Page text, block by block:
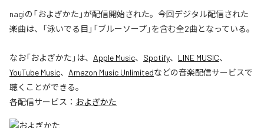
nagiの「およぎかた」が配信開始された。今回デジタル配信された
楽曲は、「泳いでる目」「ブルーソープ」を含む全2曲となっている。
なお「およぎかた 」は、 Apple Music、 Spotify、 LINE MUSIC、
YouTube Music、 Amazon Music Unlimitedなどの音楽配信サービスで
聴くことができる。
各配信サービス： およぎかた